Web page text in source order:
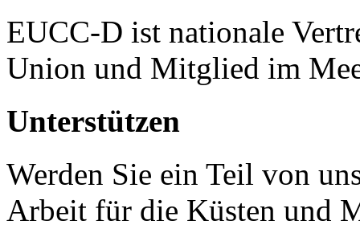
EUCC-D ist nationale
Union und Mitglied im
Unterstützen
Werden Sie ein Teil von
Arbeit für die Küsten und